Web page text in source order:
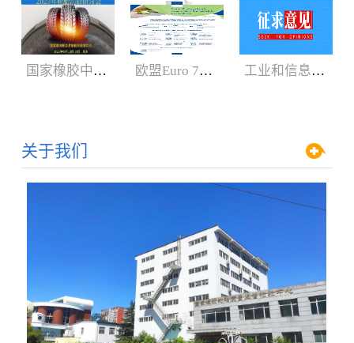
国家橡胶中心2023年轮胎剖析研讨会3月召开 欧盟Euro 7新法规增加汽车轮胎新内容 工业和信息化部：公开征求对《轿车轮胎》等8项强制性国家标准（征求意见稿）的意见
关于我们